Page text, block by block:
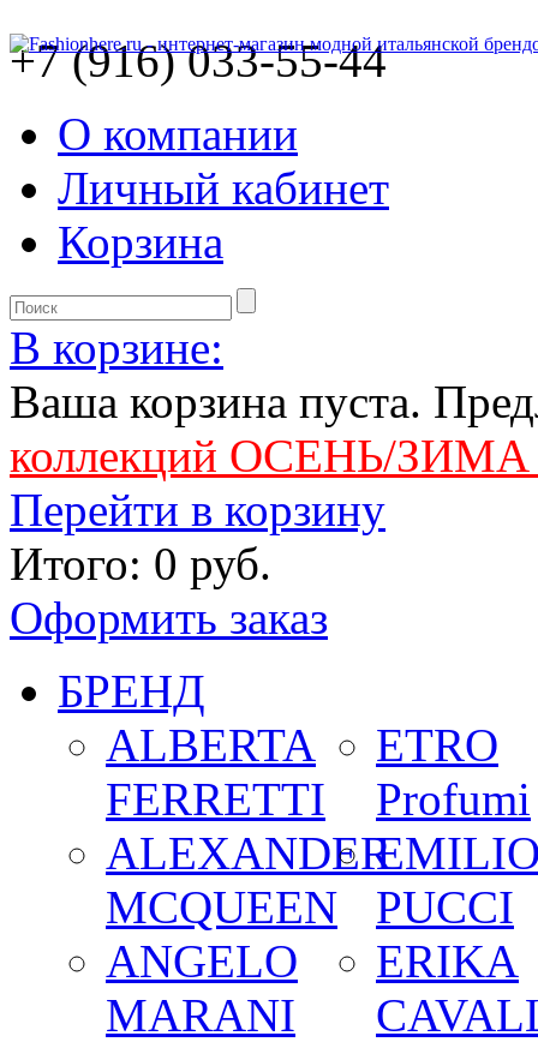
+7 (916) 033-55-44
О компании
Личный кабинет
Корзина
В корзине:
Ваша корзина пуста.
коллекций ОСЕНЬ/ЗИМА
Перейти в корзину
Итого: 0 руб.
Оформить заказ
БРЕНД
ALBERTA
FERRETTI
ALEXANDER
MCQUEEN
ANGELO
MARANI
ETRO
Profumi
PUCCI
ERIKA